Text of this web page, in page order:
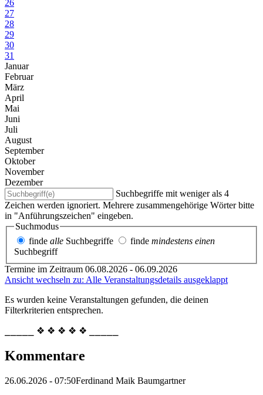
26
27
28
29
30
31
Januar
Februar
März
April
Mai
Juni
Juli
August
September
Oktober
November
Dezember
Suchbegriffe mit weniger als 4
Zeichen werden ignoriert. Mehrere zusammengehörige Wörter bitte
in "Anführungszeichen" eingeben.
Suchmodus
finde alle Suchbegriffe finde mindestens einen
Suchbegriff
Termine im Zeitraum 06.08.2026 - 06.09.2026
Ansicht wechseln zu: Alle Veranstaltungsdetails ausgeklappt
Es wurden keine Veranstaltungen gefunden, die deinen
Filterkriterien entsprechen.
⎯⎯⎯⎯⎯ ❖ ❖ ❖ ❖ ❖ ⎯⎯⎯⎯⎯
Kommentare
26.06.2026 - 07:50Ferdinand Maik Baumgartner